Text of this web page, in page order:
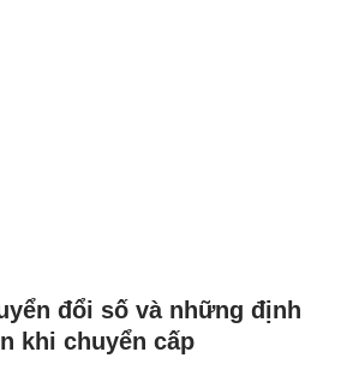
đổi số và những định
khi chuyển cấp